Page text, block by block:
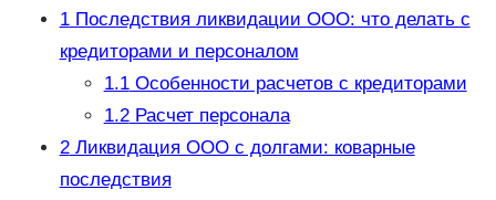
1Последствия ликвидации ООО: что делать с
кредиторами и персоналом
1.1Особенности расчетов с кредиторами
1.2Расчет персонала
2Ликвидация ООО с долгами: коварные
последствия